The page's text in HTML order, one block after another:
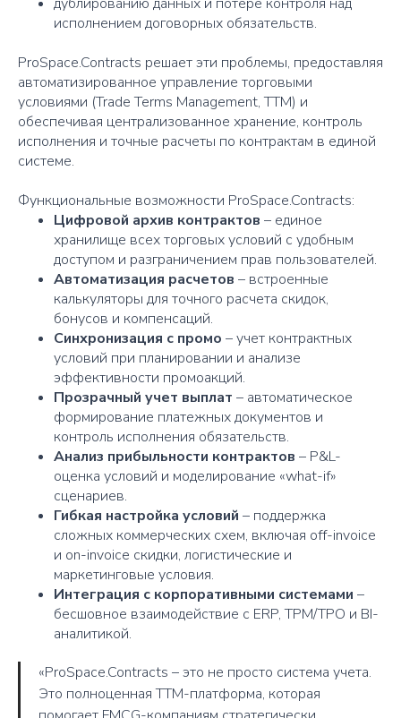
исполнением договорных обязательств.
ProSpace.Contracts решает эти проблемы, предоставляя
автоматизированное управление торговыми
условиями (Trade Terms Management, TTM) и
обеспечивая централизованное хранение, контроль
исполнения и точные расчеты по контрактам в единой
системе.
Функциональные возможности ProSpace.Contracts:
Цифровой архив контрактов – единое
хранилище всех торговых условий с удобным
доступом и разграничением прав пользователей.
Автоматизация расчетов – встроенные
калькуляторы для точного расчета скидок,
бонусов и компенсаций.
Синхронизация с промо – учет контрактных
условий при планировании и анализе
эффективности промоакций.
Прозрачный учет выплат – автоматическое
формирование платежных документов и
контроль исполнения обязательств.
Анализ прибыльности контрактов – P&L-
оценка условий и моделирование «what-if»
сценариев.
Гибкая настройка условий – поддержка
сложных коммерческих схем, включая off-invoice
и on-invoice скидки, логистические и
маркетинговые условия.
Интеграция с корпоративными системами –
бесшовное взаимодействие с ERP, TPM/TPO и BI-
аналитикой.
«ProSpace.Contracts – это не просто система учета.
Это полноценная TTM-платформа, которая